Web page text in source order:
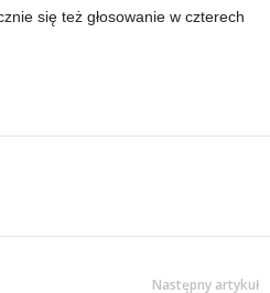
się też głosowanie w czterech
Następny artykuł